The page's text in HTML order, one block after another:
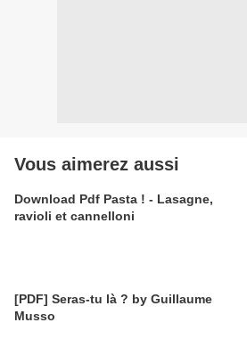
Vous aimerez aussi
Download Pdf Pasta ! - Lasagne,
ravioli et cannelloni
[PDF] Seras-tu là ? by Guillaume
Musso